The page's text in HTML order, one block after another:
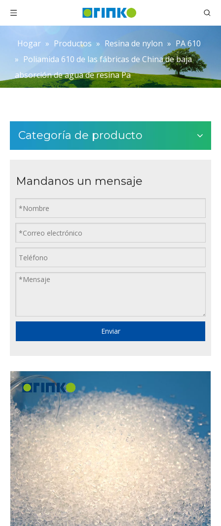
Hogar » Productos » Resina de nylon » PA 610
» Poliamida 610 de las fábricas de China de baja
absorción de agua de resina Pa
Categoría de producto
Mandanos un mensaje
Enviar